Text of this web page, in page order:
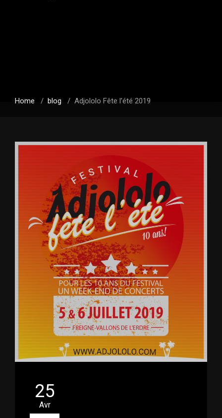
Home / blog / Adjololo Fête l’été 2019
25
Avr